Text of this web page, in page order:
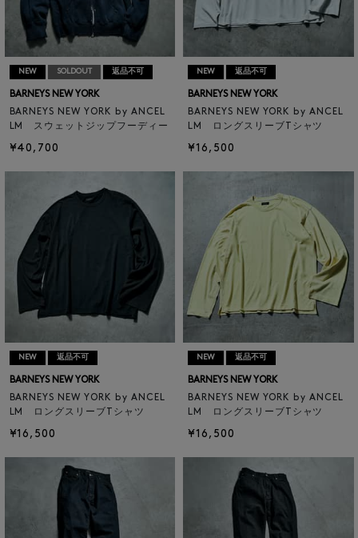
NEW SOLDOUT 返品不可
BARNEYS NEW YORK
BARNEYS NEW YORK by ANCEL
LM スウェットジップフーディー
¥40,700
NEW 返品不可
BARNEYS NEW YORK
BARNEYS NEW YORK by ANCEL
LM ロングスリーブTシャツ
¥16,500
NEW 返品不可
BARNEYS NEW YORK
BARNEYS NEW YORK by ANCEL
LM ロングスリーブTシャツ
¥16,500
NEW 返品不可
BARNEYS NEW YORK
BARNEYS NEW YORK by ANCEL
LM ロングスリーブTシャツ
¥16,500